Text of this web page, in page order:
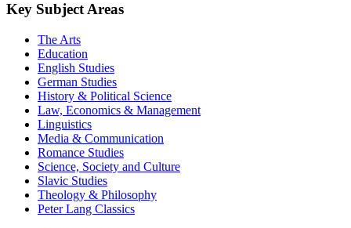
Key Subject Areas
The Arts
Education
English Studies
German Studies
History & Political Science
Law, Economics & Management
Linguistics
Media & Communication
Romance Studies
Science, Society and Culture
Slavic Studies
Theology & Philosophy
Peter Lang Classics